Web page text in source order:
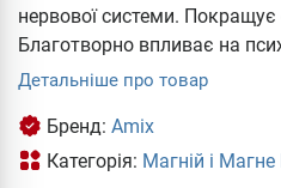
нервової системи.
Благотворно впливає на
Детальніше про товар
Бренд: Amix
Категорія: Магній і Магне